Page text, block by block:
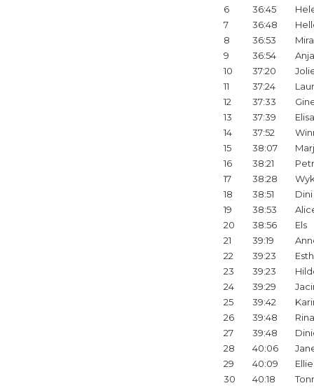
6
36:45
7
36:48
8
36:53
9
36:54
Anja
10
37:20
11
37:24
12
37:33
13
37:39
14
37:52
15
38:07
16
38:21
17
38:28
18
38:51
Dini
19
38:53
20
38:56
Els
21
39:19
22
39:23
23
39:23
24
39:29
25
39:42
26
39:48
Rina
27
39:48
28
40:06
29
40:09
Ellie
30
40:18